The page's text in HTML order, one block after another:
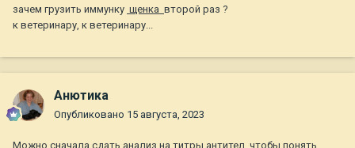
зачем грузить иммунку щенка второй раз ?
к ветеринару, к ветеринару...
Анютика
Опубликовано 15 августа, 2023
Можно сначала сдать анализ на титры антител, чтобы понять